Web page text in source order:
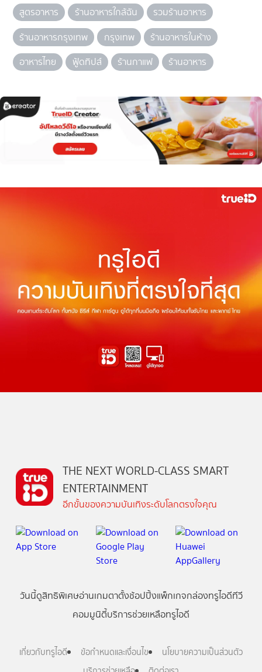
สูตรอาหาร ร้านอาหารใกล้ฉัน
รวมร้านอาหาร
ร้านอาหารกรุงเทพ
กรุงเทพ
ร้านอาหารในห้าง
อาหารไทย
ฟู้ดทิปส์ ร้านกาแฟ ร้านอาหาร
THE NEXT WORLD-CLASS SMART
ENTERTAINMENT
อีกขั้นของความบันเทิงระดับโลกตรงใจคุณ
วันนี้ดูสิทธิพิเศษอ่านเกมตาตั้งช้อปปิ้งแพ็กเกจกล่องทรูไอดีทีวี
คอมมูนิตี้บริการช่วยเหลือทรูไอดี
เกี่ยวกับทรูไอดี ข้อกำหนดและเงื่อนไข
นโยบายความเป็นส่วนตัว